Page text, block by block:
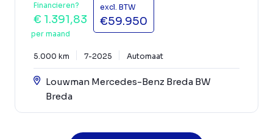
Financieren?
€ 1.391,83
per maand
excl. BTW
€59.950
5.000 km 7-2025 Automaat
Louwman Mercedes-Benz Breda BW
Breda